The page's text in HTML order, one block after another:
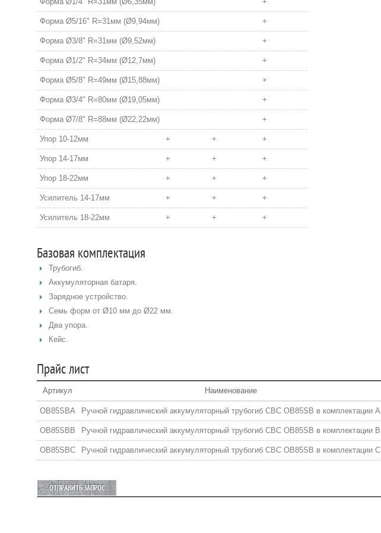
Форма Ø5/16" R=31мм (Ø9,94мм) +
Форма Ø3/8" R=31мм (Ø9,52мм) +
Форма Ø1/2" R=34мм (Ø12,7мм) +
Форма Ø5/8" R=49мм (Ø15,88мм) +
Форма Ø3/4" R=80мм (Ø19,05мм) +
Форма Ø7/8" R=88мм (Ø22,22мм) +
Упор 10-12мм + + +
Упор 14-17мм + + +
Упор 18-22мм + + +
Усилитель 14-17мм + + +
Усилитель 18-22мм + + +
Базовая комплектация
Трубогиб.
Аккумуляторная батаря.
Зарядное устройство.
Семь форм от Ø10 мм до Ø22 мм.
Два упора.
Кейс.
Прайс лист
Артикул Наименование
OB85SBA Ручной гидравлический аккумуляторный трубогиб CBC OB85SB в комплектации A
OB85SBB Ручной гидравлический аккумуляторный трубогиб CBC OB85SB в комплектации B
OB85SBC Ручной гидравлический аккумуляторный трубогиб CBC OB85SB в комплектации C
ОТПРАВИТЬ ЗАПРОС